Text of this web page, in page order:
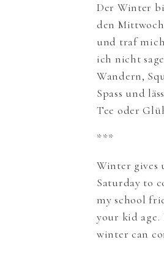
Der Winter
den
und traf
ich nicht
Wandern,
Spass und
Tee oder
***
Winter gives
Saturday to
my school
your kid
winter can